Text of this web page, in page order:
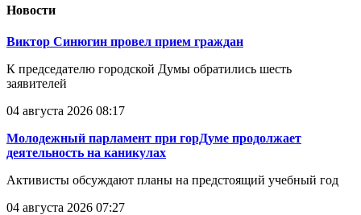
Новости
Виктор Синюгин провел прием граждан
К председателю городской Думы обратились шесть
заявителей
04 августа 2026 08:17
Молодежный парламент при горДуме продолжает
деятельность на каникулах
Активисты обсуждают планы на предстоящий учебный год
04 августа 2026 07:27